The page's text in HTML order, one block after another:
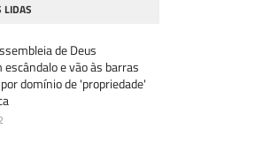
LIDAS
de Deus
e vão às barras
domínio de 'propriedade'